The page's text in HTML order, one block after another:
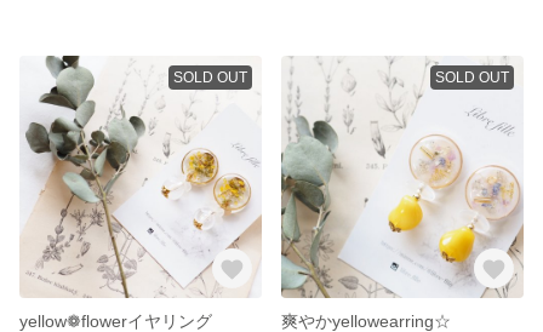
SOLD OUT
yellow❁flowerイヤリング
SOLD OUT
爽やかyellowearring☆